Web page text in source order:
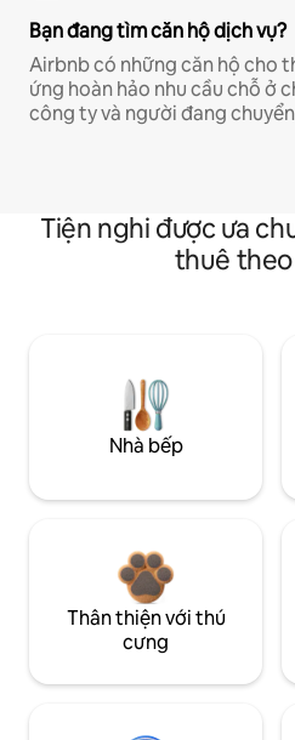
Bạn đang tìm căn hộ dịch vụ?
Airbnb có những căn hộ cho
ứng hoàn hảo nhu cầu chỗ ở
công ty và người đang
Tiện nghi được ưa
thuê
Nhà bếp
Thân thiện với thú
cưng